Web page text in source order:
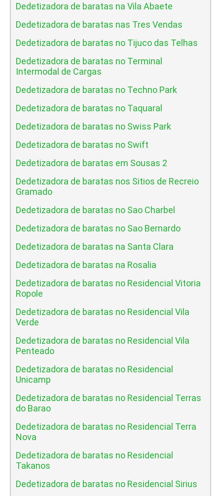
Dedetizadora de baratas na Vila Abaete
Dedetizadora de baratas nas Tres Vendas
Dedetizadora de baratas no Tijuco das Telhas
Dedetizadora de baratas no Terminal
Intermodal de Cargas
Dedetizadora de baratas no Techno Park
Dedetizadora de baratas no Taquaral
Dedetizadora de baratas no Swiss Park
Dedetizadora de baratas no Swift
Dedetizadora de baratas em Sousas 2
Dedetizadora de baratas nos Sitios de Recreio
Gramado
Dedetizadora de baratas no Sao Charbel
Dedetizadora de baratas no Sao Bernardo
Dedetizadora de baratas na Santa Clara
Dedetizadora de baratas na Rosalia
Dedetizadora de baratas no Residencial Vitoria
Ropole
Dedetizadora de baratas no Residencial Vila
Verde
Dedetizadora de baratas no Residencial Vila
Penteado
Dedetizadora de baratas no Residencial
Unicamp
Dedetizadora de baratas no Residencial Terras
do Barao
Dedetizadora de baratas no Residencial Terra
Nova
Dedetizadora de baratas no Residencial
Takanos
Dedetizadora de baratas no Residencial Sirius